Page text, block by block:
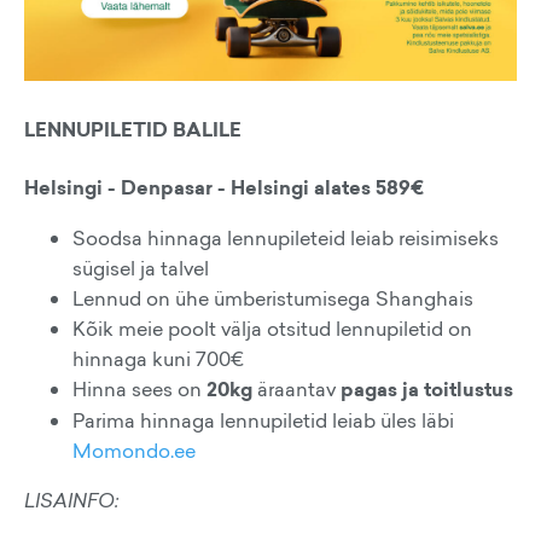
LENNUPILETID BALILE
Helsingi - Denpasar - Helsingi alates 589€
Soodsa hinnaga lennupileteid leiab reisimiseks
sügisel ja talvel
Lennud on ühe ümberistumisega Shanghais
Kõik meie poolt välja otsitud lennupiletid on
hinnaga kuni 700€
Hinna sees on 20kg äraantav pagas ja toitlustus
Parima hinnaga lennupiletid leiab üles läbi
Momondo.ee
LISAINFO: